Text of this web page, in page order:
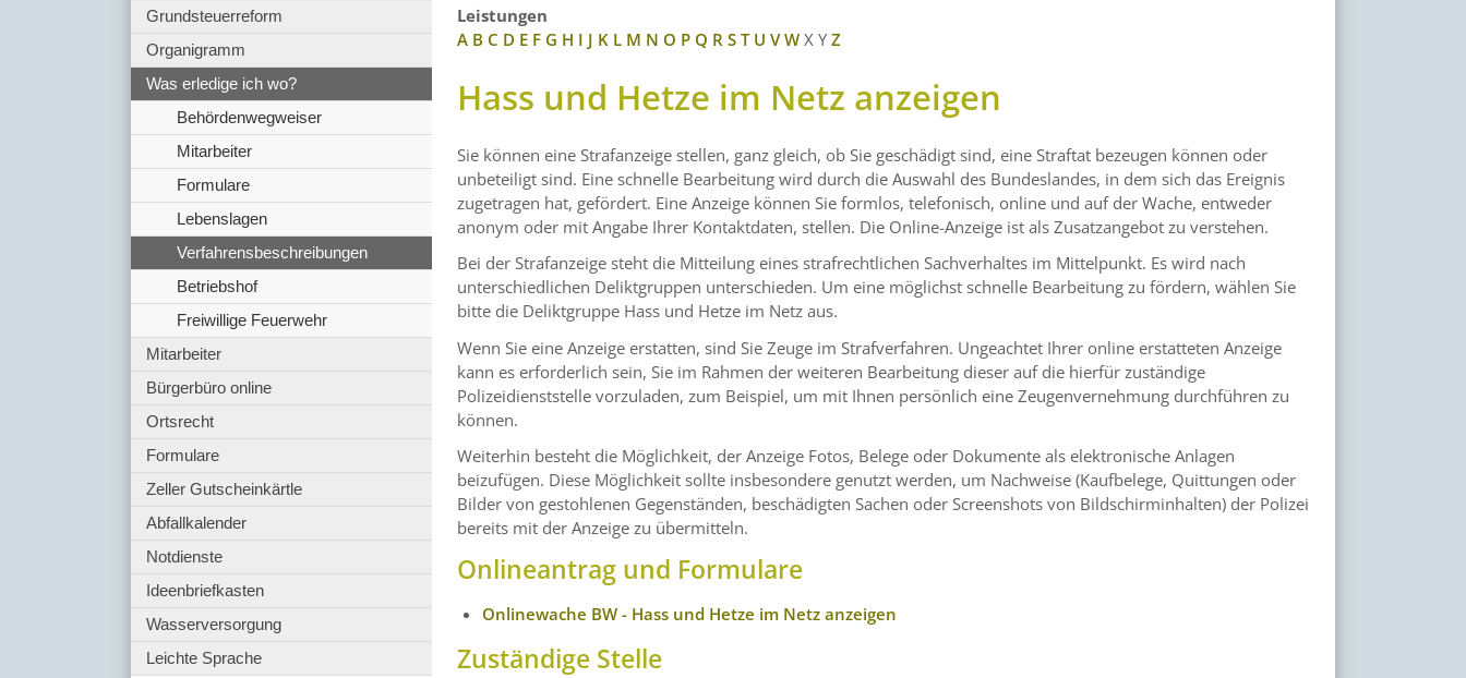
Grundsteuerreform
Organigramm
Was erledige ich wo?
Behördenwegweiser
Mitarbeiter
Formulare
Lebenslagen
Verfahrensbeschreibungen
Betriebshof
Freiwillige Feuerwehr
Mitarbeiter
Bürgerbüro online
Ortsrecht
Formulare
Zeller Gutscheinkärtle
Abfallkalender
Notdienste
Ideenbriefkasten
Wasserversorgung
Leichte Sprache
Leistungen
A B C D E F G H I J K L M N O P Q R S T U V W X Y Z
Hass und Hetze im Netz anzeigen
Sie können eine Strafanzeige stellen, ganz gleich, ob Sie geschädigt sind, eine Straftat bezeugen können oder
unbeteiligt sind. Eine schnelle Bearbeitung wird durch die Auswahl des Bundeslandes, in dem sich das Ereignis
zugetragen hat, gefördert. Eine Anzeige können Sie formlos, telefonisch, online und auf der Wache, entweder
anonym oder mit Angabe Ihrer Kontaktdaten, stellen. Die Online-Anzeige ist als Zusatzangebot zu verstehen.
Bei der Strafanzeige steht die Mitteilung eines strafrechtlichen Sachverhaltes im Mittelpunkt. Es wird nach
unterschiedlichen Deliktgruppen unterschieden. Um eine möglichst schnelle Bearbeitung zu fördern, wählen Sie
bitte die Deliktgruppe Hass und Hetze im Netz aus.
Wenn Sie eine Anzeige erstatten, sind Sie Zeuge im Strafverfahren. Ungeachtet Ihrer online erstatteten Anzeige
kann es erforderlich sein, Sie im Rahmen der weiteren Bearbeitung dieser auf die hierfür zuständige
Polizeidienststelle vorzuladen, zum Beispiel, um mit Ihnen persönlich eine Zeugenvernehmung durchführen zu
können.
Weiterhin besteht die Möglichkeit, der Anzeige Fotos, Belege oder Dokumente als elektronische Anlagen
beizufügen. Diese Möglichkeit sollte insbesondere genutzt werden, um Nachweise (Kaufbelege, Quittungen oder
Bilder von gestohlenen Gegenständen, beschädigten Sachen oder Screenshots von Bildschirminhalten) der Polizei
bereits mit der Anzeige zu übermitteln.
Onlineantrag und Formulare
Onlinewache BW - Hass und Hetze im Netz anzeigen
Zuständige Stelle